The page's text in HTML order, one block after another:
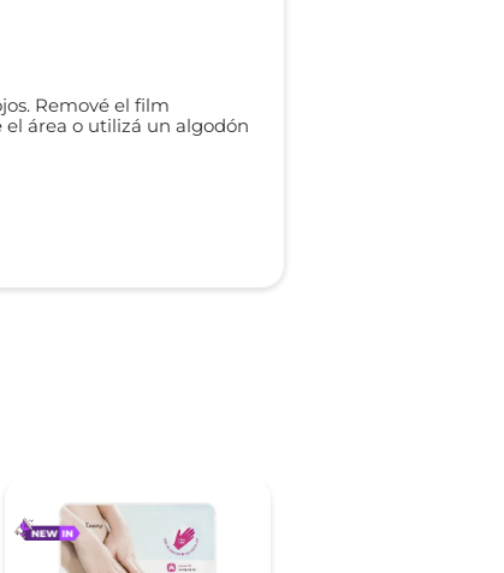
Remové el film
área o utilizá un algodón